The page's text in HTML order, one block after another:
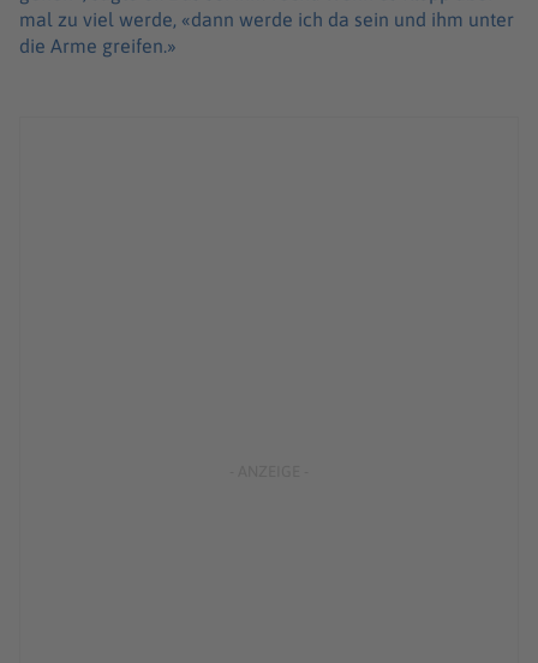
mal zu viel werde, «dann werde ich da sein und ihm unter
die Arme greifen.»